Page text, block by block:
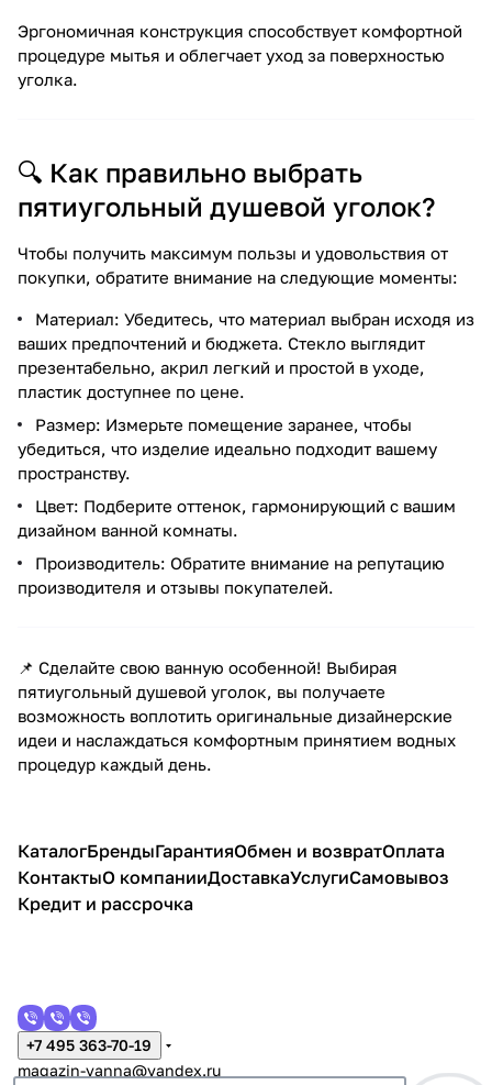
Эргономичная конструкция способствует комфортной
процедуре мытья и облегчает уход за поверхностью
уголка.
🔍 Как правильно выбрать
пятиугольный душевой уголок?
Чтобы получить максимум пользы и удовольствия от
покупки, обратите внимание на следующие моменты:
Материал: Убедитесь, что материал выбран исходя из
ваших предпочтений и бюджета. Стекло выглядит
презентабельно, акрил легкий и простой в уходе,
пластик доступнее по цене.
Размер: Измерьте помещение заранее, чтобы
убедиться, что изделие идеально подходит вашему
пространству.
Цвет: Подберите оттенок, гармонирующий с вашим
дизайном ванной комнаты.
Производитель: Обратите внимание на репутацию
производителя и отзывы покупателей.
📌 Сделайте свою ванную особенной! Выбирая
пятиугольный душевой уголок, вы получаете
возможность воплотить оригинальные дизайнерские
идеи и наслаждаться комфортным принятием водных
процедур каждый день.
КаталогБрендыГарантияОбмен и возвратОплата
КонтактыО компанииДоставкаУслугиСамовывоз
Кредит и рассрочка
+7 495 363-70-19
magazin-vanna@yandex.ru